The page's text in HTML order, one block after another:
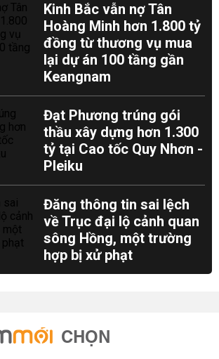
Kinh Bắc vẫn nợ Tân
Hoàng Minh hơn 1.800 tỷ
đồng từ thương vụ mua
lại dự án 100 tầng gần
Keangnam
Đạt Phương trúng gói
thầu xây dựng hơn 1.300
tỷ tại Cao tốc Quy Nhơn -
Pleiku
Đăng thông tin sai lệch
về Trục đại lộ cảnh quan
sông Hồng, một trường
hợp bị xử phạt
CHỌN